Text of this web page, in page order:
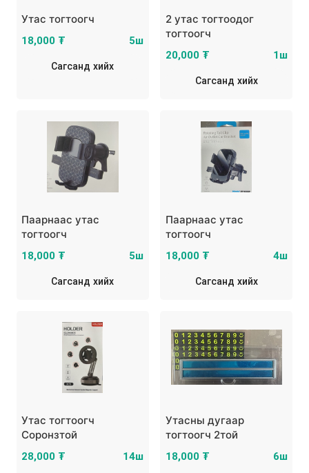
Утас тогтоогч
18,000 ₮ 5ш
Сагсанд хийх
2 утас тогтоодог
тогтоогч
20,000 ₮ 1ш
Сагсанд хийх
Паарнаас утас
тогтоогч
18,000 ₮ 5ш
Сагсанд хийх
Паарнаас утас
тогтоогч
18,000 ₮ 4ш
Сагсанд хийх
Утас тогтоогч
Соронзтой
28,000 ₮ 14ш
Утасны дугаар
тогтоогч 2той
18,000 ₮ 6ш